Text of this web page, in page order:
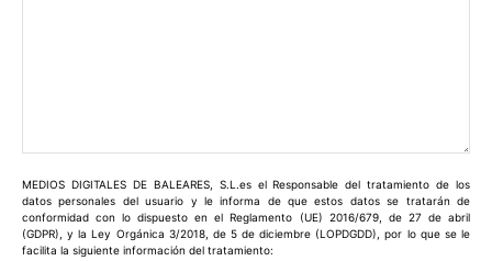
MEDIOS DIGITALES DE BALEARES, S.L.es el Responsable del tratamiento de los
datos personales del usuario y le informa de que estos datos se tratarán de
conformidad con lo dispuesto en el Reglamento (UE) 2016/679, de 27 de abril
(GDPR), y la Ley Orgánica 3/2018, de 5 de diciembre (LOPDGDD), por lo que se le
facilita la siguiente información del tratamiento: